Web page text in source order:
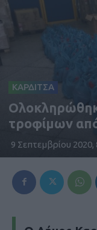
ΚΑΡΔΙΤΣΑ
τροφίμων
9 Σεπτεμβρίου 2020,